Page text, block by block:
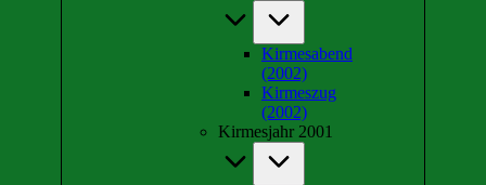
Kirmesabend
(2002)
Kirmeszug
(2002)
Kirmesjahr 2001